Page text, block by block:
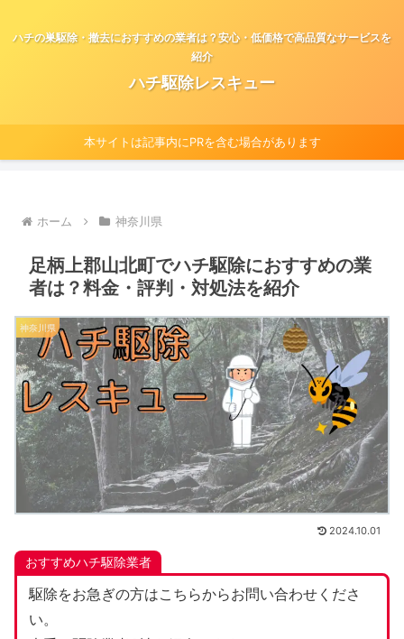
ハチの巣駆除・撤去におすすめの業者は？安心・低価格で高品質なサービスを
紹介
ハチ駆除レスキュー
本サイトは記事内にPRを含む場合があります
ホーム 神奈川県
足柄上郡山北町でハチ駆除におすすめの業
者は？料金・評判・対処法を紹介
神奈川県
2024.10.01
おすすめハチ駆除業者
駆除をお急ぎの方はこちらからお問い合わせくださ
い。